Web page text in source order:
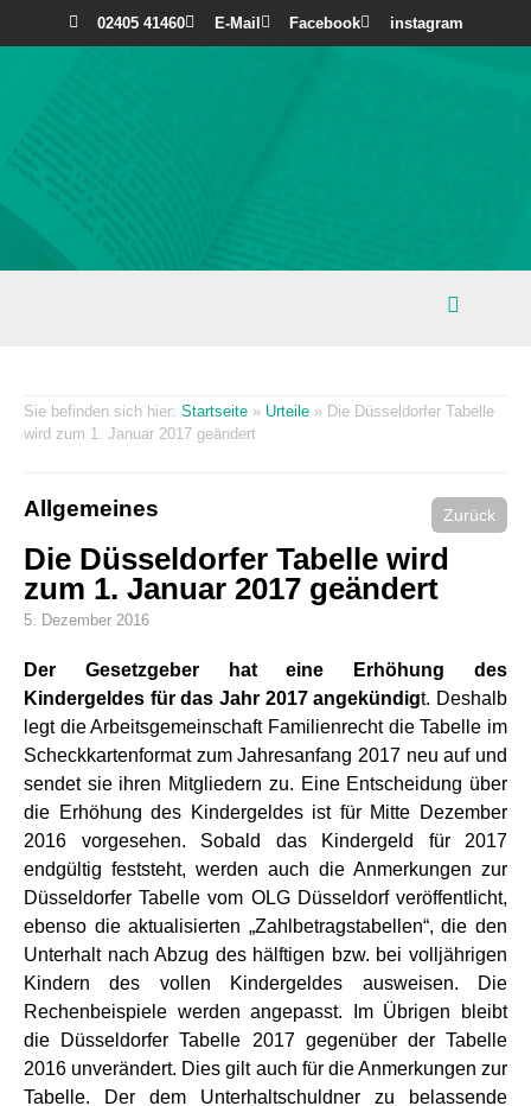
02405 41460 E-Mail Facebook instagram
Startseite » Urteile » Die Düsseldorfer Tabelle
wird zum 1. Januar 2017 geändert
Allgemeines Zurück
Die Düsseldorfer Tabelle wird
zum 1. Januar 2017 geändert
5. Dezember 2016
Der Gesetzgeber hat eine Erhöhung des
Kindergeldes für das Jahr 2017 angekündigt. Deshalb
legt die Arbeitsgemeinschaft Familienrecht die Tabelle im
Scheckkartenformat zum Jahresanfang 2017 neu auf und
sendet sie ihren Mitgliedern zu. Eine Entscheidung über
die Erhöhung des Kindergeldes ist für Mitte Dezember
2016 vorgesehen. Sobald das Kindergeld für 2017
endgültig feststeht, werden auch die Anmerkungen zur
Düsseldorfer Tabelle vom OLG Düsseldorf veröffentlicht,
ebenso die aktualisierten „Zahlbetragstabellen“, die den
Unterhalt nach Abzug des hälftigen bzw. bei volljährigen
Kindern des vollen Kindergeldes ausweisen. Die
Rechenbeispiele werden angepasst. Im Übrigen bleibt
die Düsseldorfer Tabelle 2017 gegenüber der Tabelle
2016 unverändert. Dies gilt auch für die Anmerkungen zur
Tabelle. Der dem Unterhaltschuldner zu belassende